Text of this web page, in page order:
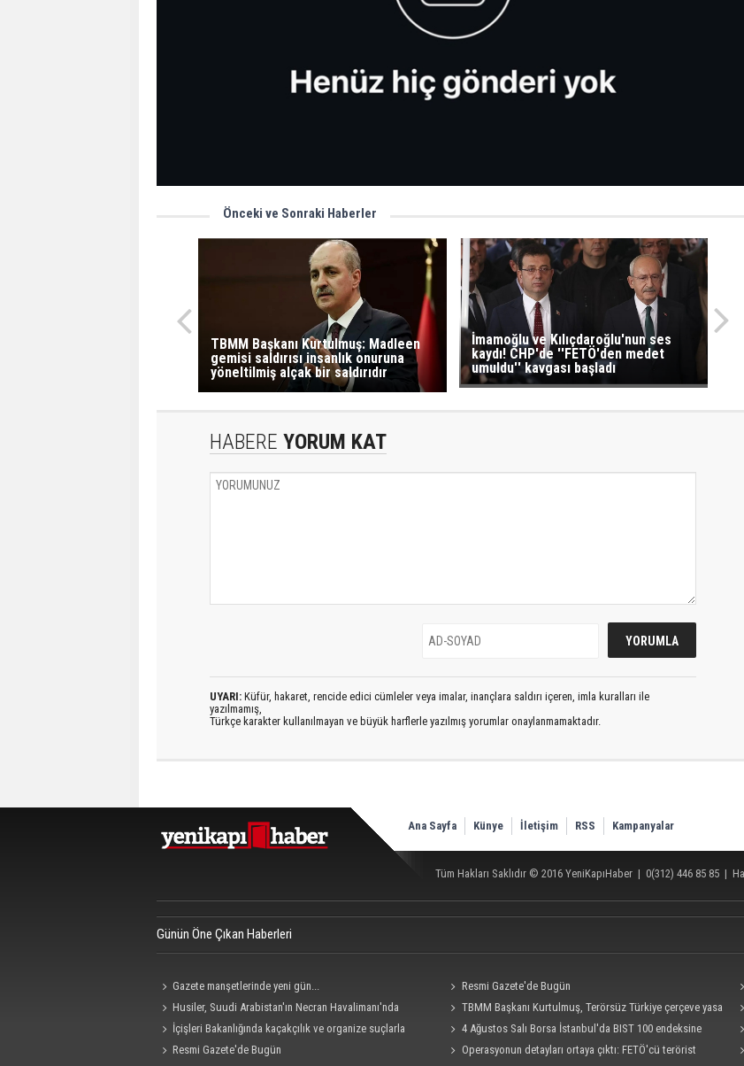
Önceki ve Sonraki Haberler
TBMM Başkanı Kurtulmuş: Madleen
gemisi saldırısı insanlık onuruna
yöneltilmiş alçak bir saldırıdır
İmamoğlu ve Kılıçdaroğlu'nun ses
kaydı! CHP'de ''FETÖ'den medet
umuldu'' kavgası başladı
HABERE YORUM KAT
UYARI: Küfür, hakaret, rencide edici cümleler veya imalar, inançlara saldırı içeren, imla kuralları ile
yazılmamış,
Türkçe karakter kullanılmayan ve büyük harflerle yazılmış yorumlar onaylanmamaktadır.
Ana Sayfa Künye İletişim RSS Kampanyalar
Tüm Hakları Saklıdır © 2016 YeniKapıHaber | 0(312) 446 85 85 |
Günün Öne Çıkan Haberleri
Gazete manşetlerinde yeni gün... Resmi Gazete'de Bugün
Husiler, Suudi Arabistan'ın Necran Havalimanı'nda
kamikaze İHA ile "hassas bir hedefi" vurduklarını açıkladı
TBMM Başkanı Kurtulmuş, Terörsüz Türkiye çerçeve yasa
teklifine imza attı
İçişleri Bakanlığında kaçakçılık ve organize suçlarla
mücadele konulu güvenlik toplantısı yapıldı
4 Ağustos Salı Borsa İstanbul'da BIST 100 endeksine
bakış!
Resmi Gazete'de Bugün
Operasyonun detayları ortaya çıktı: FETÖ'cü terörist